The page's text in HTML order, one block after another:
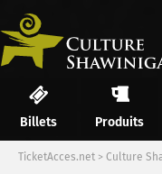
Billets Produits
TicketAcces.net > Culture